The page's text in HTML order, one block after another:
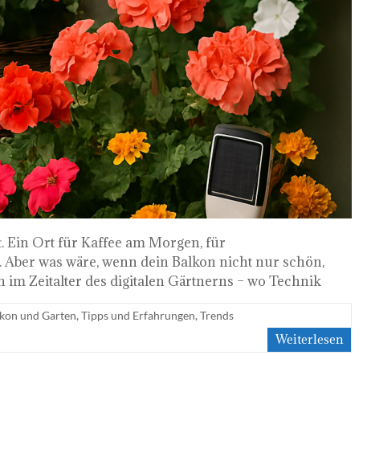
Ein Ort für Kaffee am Morgen, für
was wäre, wenn dein Balkon nicht nur schön,
Zeitalter des digitalen Gärtnerns – wo Technik
und Garten, Tipps und Erfahrungen, Trends
Weiterlesen